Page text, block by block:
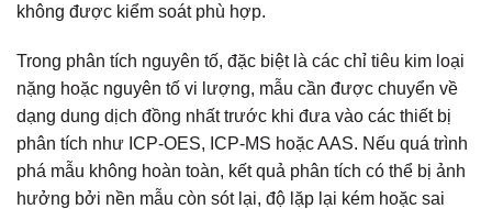
không được kiểm soát phù hợp.
Trong phân tích nguyên tố, đặc biệt là các chỉ tiêu kim loại
nặng hoặc nguyên tố vi lượng, mẫu cần được chuyển về
dạng dung dịch đồng nhất trước khi đưa vào các thiết bị
phân tích như ICP-OES, ICP-MS hoặc AAS. Nếu quá trình
phá mẫu không hoàn toàn, kết quả phân tích có thể bị ảnh
hưởng bởi nền mẫu còn sót lại, độ lặp lại kém hoặc sai